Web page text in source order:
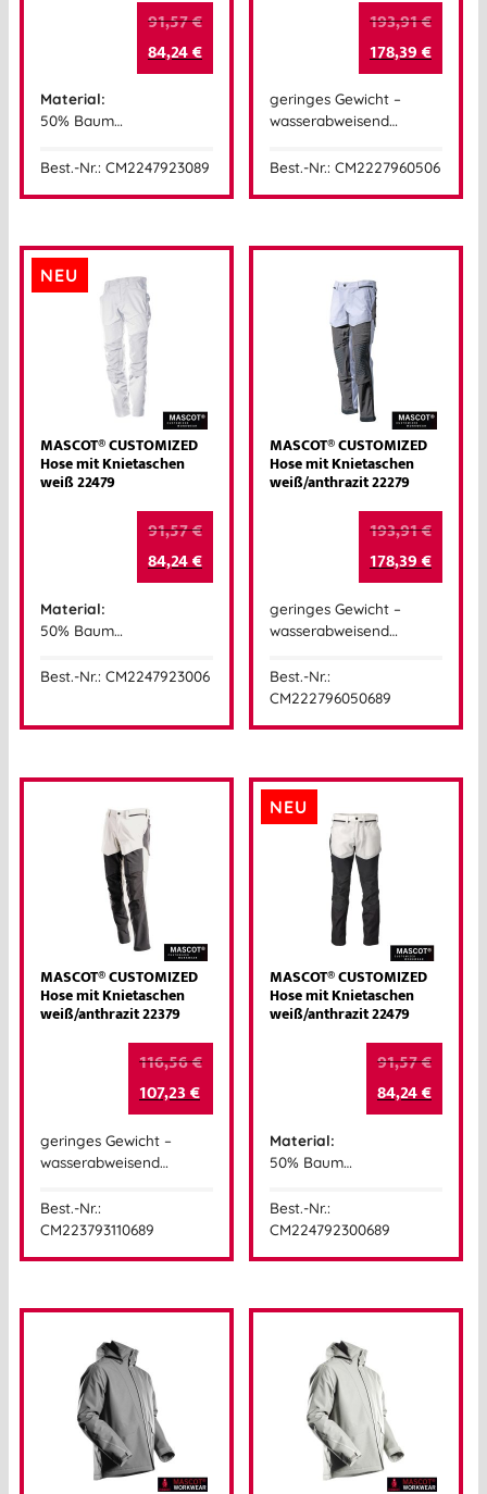
91,57€
84,24€
Material:
50% Baum…
Best.-Nr.: CM2247923089
193,91€
178,39€
geringes Gewicht –
wasserabweisend…
Best.-Nr.: CM2227960506
NEU
MASCOT® CUSTOMIZED
Hose mit Knietaschen
weiß 22479
91,57€
84,24€
Material:
50% Baum…
Best.-Nr.: CM2247923006
MASCOT® CUSTOMIZED
Hose mit Knietaschen
weiß/anthrazit 22279
193,91€
178,39€
geringes Gewicht –
wasserabweisend…
Best.-Nr.:
CM222796050689
MASCOT® CUSTOMIZED
Hose mit Knietaschen
weiß/anthrazit 22379
116,56€
107,23€
geringes Gewicht –
wasserabweisend…
Best.-Nr.:
CM223793110689
NEU
MASCOT® CUSTOMIZED
Hose mit Knietaschen
weiß/anthrazit 22479
91,57€
84,24€
Material:
50% Baum…
Best.-Nr.:
CM224792300689